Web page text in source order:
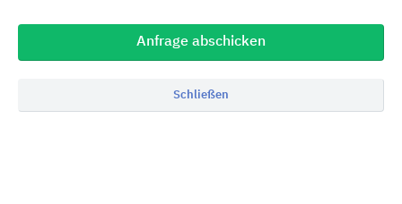
mit viel Inspiration und Designideen ist ein
Anfrage abschicken
Schließen